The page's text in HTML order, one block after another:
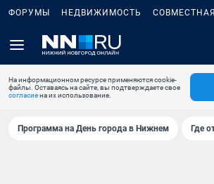
ФОРУМЫ НЕДВИЖИМОСТЬ
На информационном ресурсе применяются cookie-
файлы. Оставаясь на сайте, вы подтверждаете свое
согласиена их использование.
Программа на День города в Нижнем Где